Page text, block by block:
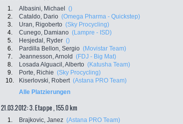
1. Albasini, Michael ()
2.
Cataldo, Dario (Omega Pharma - Quickstep)
3.
Uran, Rigoberto (Sky Procycling)
4.
Cunego, Damiano (Lampre - ISD)
5.
Hesjedal, Ryder ()
6.
Pardilla Bellon, Sergio (Movistar Team)
7.
Jeannesson, Arnold (FDJ - Big Mat)
8.
Losada Alguacil, Alberto (Katusha Team)
9.
Porte, Richie (Sky Procycling)
10.
Kiserlovski, Robert (Astana PRO Team)
Alle Platzierungen
21.03.2012: 3. Etappe , 155.0 km
1. Brajkovic, Janez (Astana PRO Team)
Facebook
Twitter
Newsletter: